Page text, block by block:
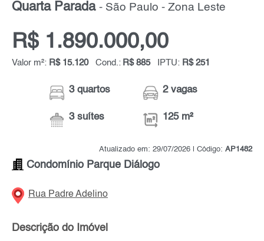
Quarta Parada - São Paulo - Zona Leste
R$ 1.890.000,00
Valor m²: R$ 15.120 Cond.: R$ 885 IPTU: R$ 251
3 quartos
3 suítes
2 vagas
125 m²
Atualizado em: 29/07/2026 | Código: AP1482
Condomínio Parque Diálogo
Rua Padre Adelino
Descrição do Imóvel